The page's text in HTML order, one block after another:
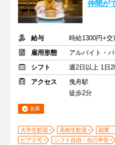
仲間が
給与
時給1300円+
雇用形態
アルバイト・パ
シフト
週2日以上 1日
アクセス
曳舟駅
徒歩2分
急募
大学生歓迎 高校生歓迎
副業
ピアス可
シフト自由・自己申告